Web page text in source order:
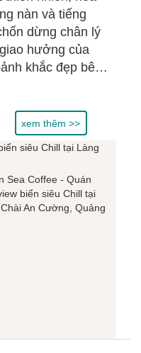
nàn và tiếng
dừng chân lý
hưởng của
khắc đẹp bên
xem thêm >>